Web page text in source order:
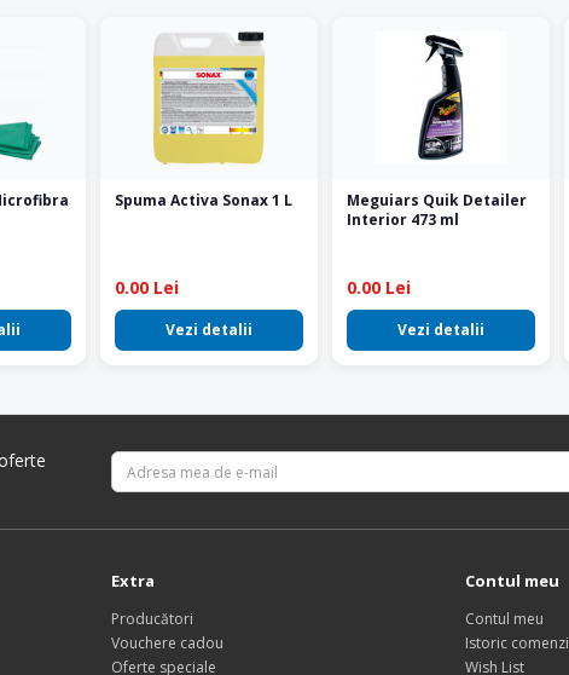
Spuma Activa Sonax 1 L
0.00 Lei
Vezi detalii
Meguiars Quik Detailer
Interior 473 ml
0.00 Lei
Vezi detalii
Extra
Producători
Vouchere cadou
Oferte speciale
Contul meu
Contul meu
Istoric comenzi
Wish List